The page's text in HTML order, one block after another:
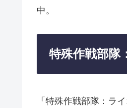
中。
特殊作戦部隊
「特殊作戦部隊：ラ